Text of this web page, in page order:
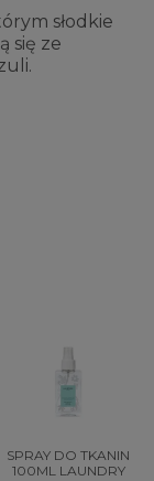
słodkie
się ze
SPRAY DO TKANIN
100ML LAUNDRY